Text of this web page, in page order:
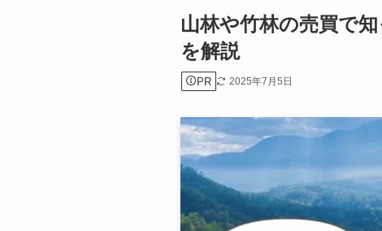
山林や竹林の売買で
を解説
PR 2025年7月5日